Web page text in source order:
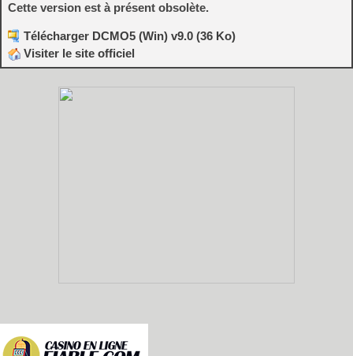
Cette version est à présent obsolète.
Télécharger DCMO5 (Win) v9.0 (36 Ko)
Visiter le site officiel